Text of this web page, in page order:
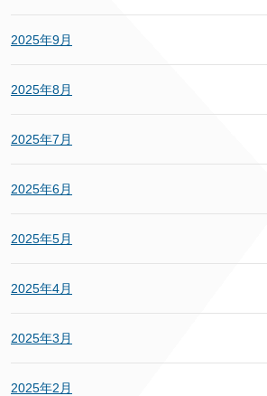
2025年9月
2025年8月
2025年7月
2025年6月
2025年5月
2025年4月
2025年3月
2025年2月